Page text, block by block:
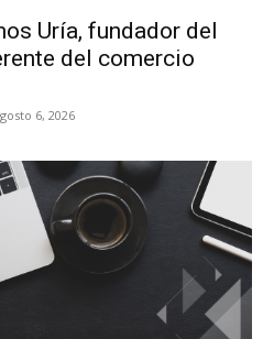
Uría, fundador del
del comercio
6, 2026